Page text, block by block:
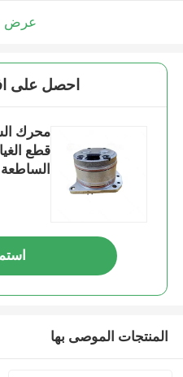
عرض
احصل على
قطع
الساطعة
المنتجات الموصى بها